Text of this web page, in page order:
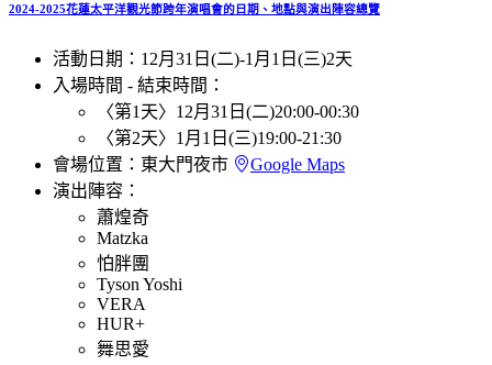
2024-2025花蓮太平洋觀光節跨年演唱會的日期、地點與演出陣容總覽
活動日期： 12月31日(二)-1月1日(三)2天
入場時間 - 結束時間：
〈第1天〉 12月31日(二)20:00-00:30
〈第2天〉 1月1日(三)19:00-21:30
會場位置： 東大門夜市
Google Maps
演出陣容：
蕭煌奇
Matzka
怕胖團
Tyson Yoshi
VERA
HUR+
舞思愛